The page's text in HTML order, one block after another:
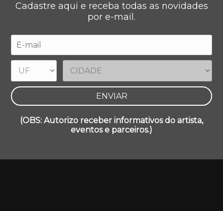
Cadastre aqui e receba todas as novidades
por e-mail.
(OBS: Autorizo receber informativos do artista,
eventos e parceiros.)